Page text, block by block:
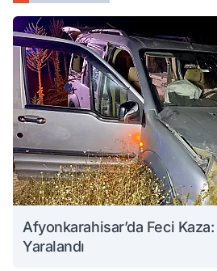
Afyonkarahisar’da Feci
Yaralandı